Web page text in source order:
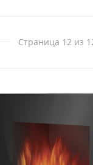
Страница 12 из